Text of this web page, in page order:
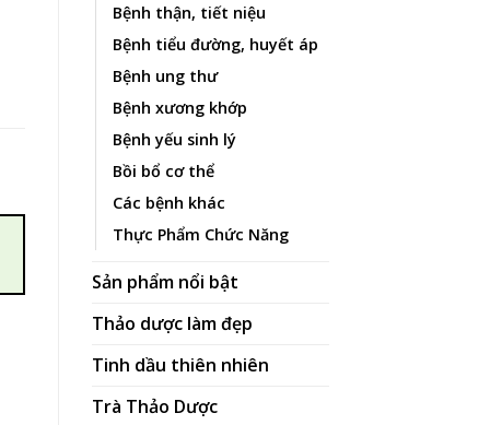
Bệnh thận, tiết niệu
Bệnh tiểu đường, huyết áp
Bệnh ung thư
Bệnh xương khớp
Bệnh yếu sinh lý
Bồi bổ cơ thể
Các bệnh khác
Thực Phẩm Chức Năng
Sản phẩm nổi bật
Thảo dược làm đẹp
Tinh dầu thiên nhiên
Trà Thảo Dược